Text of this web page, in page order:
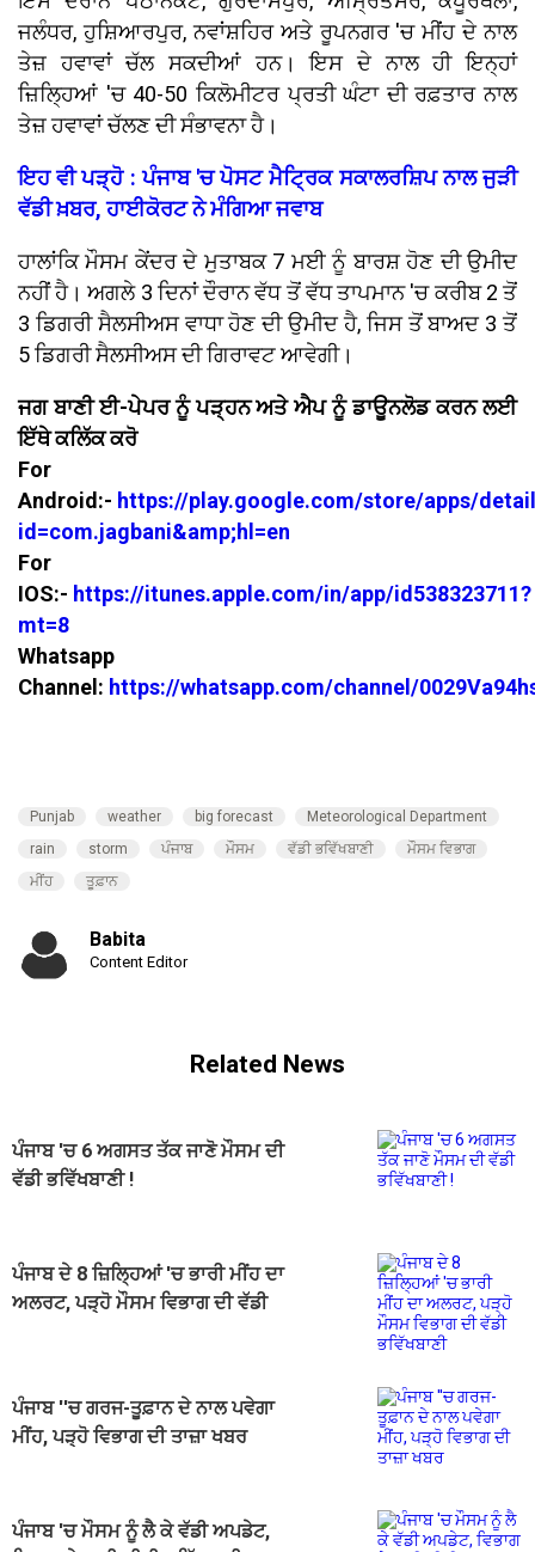
ਜਲੰਧਰ, ਹੁਸ਼ਿਆਰਪੁਰ, ਨਵਾਂਸ਼ਹਿਰ ਅਤੇ ਰੂਪਨਗਰ 'ਚ ਮੀਂਹ ਦੇ ਨਾਲ
ਤੇਜ਼ ਹਵਾਵਾਂ ਚੱਲ ਸਕਦੀਆਂ ਹਨ। ਇਸ ਦੇ ਨਾਲ ਹੀ ਇਨ੍ਹਾਂ
ਜ਼ਿਲ੍ਹਿਆਂ 'ਚ 40-50 ਕਿਲੋਮੀਟਰ ਪ੍ਰਤੀ ਘੰਟਾ ਦੀ ਰਫ਼ਤਾਰ ਨਾਲ
ਤੇਜ਼ ਹਵਾਵਾਂ ਚੱਲਣ ਦੀ ਸੰਭਾਵਨਾ ਹੈ।
ਇਹ ਵੀ ਪੜ੍ਹੋ : ਪੰਜਾਬ 'ਚ ਪੋਸਟ ਮੈਟ੍ਰਿਕ ਸਕਾਲਰਸ਼ਿਪ ਨਾਲ ਜੁੜੀ
ਵੱਡੀ ਖ਼ਬਰ, ਹਾਈਕੋਰਟ ਨੇ ਮੰਗਿਆ ਜਵਾਬ
ਹਾਲਾਂਕਿ ਮੌਸਮ ਕੇਂਦਰ ਦੇ ਮੁਤਾਬਕ 7 ਮਈ ਨੂੰ ਬਾਰਸ਼ ਹੋਣ ਦੀ ਉਮੀਦ
ਨਹੀਂ ਹੈ। ਅਗਲੇ 3 ਦਿਨਾਂ ਦੌਰਾਨ ਵੱਧ ਤੋਂ ਵੱਧ ਤਾਪਮਾਨ 'ਚ ਕਰੀਬ 2 ਤੋਂ
3 ਡਿਗਰੀ ਸੈਲਸੀਅਸ ਵਾਧਾ ਹੋਣ ਦੀ ਉਮੀਦ ਹੈ, ਜਿਸ ਤੋਂ ਬਾਅਦ 3 ਤੋਂ
5 ਡਿਗਰੀ ਸੈਲਸੀਅਸ ਦੀ ਗਿਰਾਵਟ ਆਵੇਗੀ।
ਜਗ ਬਾਣੀ ਈ-ਪੇਪਰ ਨੂੰ ਪੜ੍ਹਨ ਅਤੇ ਐਪ ਨੂੰ ਡਾਊਨਲੋਡ ਕਰਨ ਲਈ
ਇੱਥੇ ਕਲਿੱਕ ਕਰੋ
For
Android:- https://play.google.com/store/apps/
id=com.jagbani&amp;hl=en
For
IOS:- https://itunes.apple.com/in/app/id538323711?
mt=8
Whatsapp
Channel: https://whatsapp.com/channel/
Punjab weather big forecast
Meteorological Department
rain
storm ਪੰਜਾਬ ਮੌਸਮ ਵੱਡੀ ਭਵਿੱਖਬਾਣੀ
ਮੌਸਮ ਵਿਭਾਗ
ਮੀਂਹ
ਤੂਫ਼ਾਨ
Babita
Content Editor
Related News
ਪੰਜਾਬ 'ਚ 6 ਅਗਸਤ ਤੱਕ ਜਾਣੋ ਮੌਸਮ ਦੀ
ਵੱਡੀ ਭਵਿੱਖਬਾਣੀ !
ਪੰਜਾਬ ਦੇ 8 ਜ਼ਿਲ੍ਹਿਆਂ 'ਚ ਭਾਰੀ ਮੀਂਹ ਦਾ
ਅਲਰਟ, ਪੜ੍ਹੋ ਮੌਸਮ ਵਿਭਾਗ ਦੀ ਵੱਡੀ
ਪੰਜਾਬ ''ਚ ਗਰਜ-ਤੂਫ਼ਾਨ ਦੇ ਨਾਲ ਪਵੇਗਾ
ਮੀਂਹ, ਪੜ੍ਹੋ ਵਿਭਾਗ ਦੀ ਤਾਜ਼ਾ ਖਬਰ
ਪੰਜਾਬ 'ਚ ਮੌਸਮ ਨੂੰ ਲੈ ਕੇ ਵੱਡੀ ਅਪਡੇਟ,